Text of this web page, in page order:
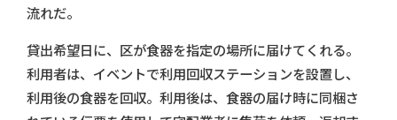
流れだ。
貸出希望日に、区が食器を指定の場所に届けてくれる。
利用者は、イベントで利用回収ステーションを設置し、
利用後の食器を回収。利用後は、食器の届け時に同梱さ